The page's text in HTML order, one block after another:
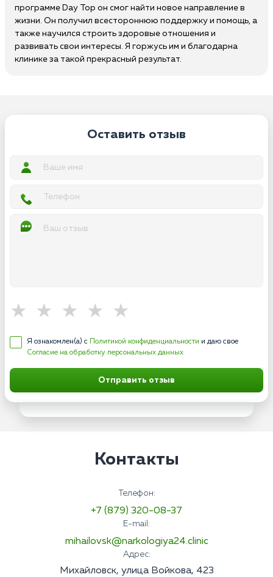
программе Day Top он смог найти новое направление в
жизни. Он получил всестороннюю поддержку и помощь, а
также научился строить здоровые отношения и
развивать свои интересы. Я горжусь им и благодарна
клинике за такой прекрасный результат.
Оставить отзыв
Я ознакомлен(а) с Политикой конфиденциальности и даю свое
Согласие на обработку персональных данных
Отправить отзыв
Контакты
Телефон:
+7 (879) 320-08-37
E-mail:
mihailovsk@narkologiya24.clinic
Адрес:
Михайловск, улица Войкова, 423